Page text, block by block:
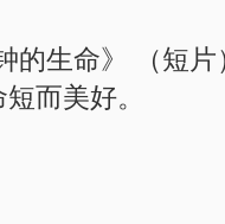
的生命》 （短
而美好。